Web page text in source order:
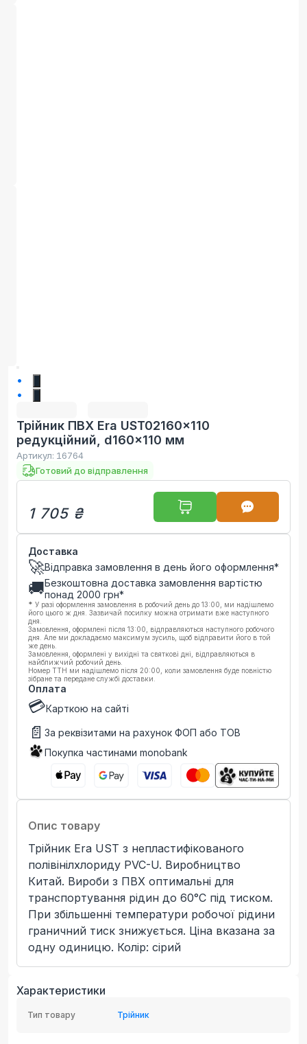
Трійник ПВХ Era UST02160x110
редукційний, d160x110 мм
Артикул: 16764
Готовий до відправлення
1 705 ₴
Доставка
🚀Відправка замовлення в день його оформлення*
🚚Безкоштовна доставка замовлення вартістю
понад 2000 грн*
* У разі оформлення замовлення в робочий день до 13:00, ми надішлемо
його цього ж дня. Зазвичай посилку можна отримати вже наступного
дня.
Замовлення, оформлені після 13:00, відправляються наступного робочого
дня. Але ми докладаємо максимум зусиль, щоб відправити його в той
же день.
Замовлення, оформлені у вихідні та святкові дні, відправляються в
найближчий робочий день.
Номер ТТН ми надішлемо після 20:00, коли замовлення буде повністю
зібране та передане службі доставки.
Оплата
💳Карткою на сайті
📄 За реквізитами на рахунок ФОП або ТОВ
Покупка частинами monobank
Опис товару
Трійник Era UST з непластифікованого
полівінілхлориду PVC-U. Виробництво
Китай. Вироби з ПВХ оптимальні для
транспортування рідин до 60°C під тиском.
При збільшенні температури робочої рідини
граничний тиск знижується. Ціна вказана за
одну одиницю. Колір: сірий
Характеристики
Тип товару Трійник